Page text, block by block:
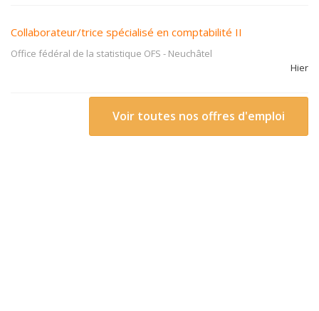
Collaborateur/trice spécialisé en comptabilité II
Office fédéral de la statistique OFS - Neuchâtel
Hier
Voir toutes nos offres d'emploi